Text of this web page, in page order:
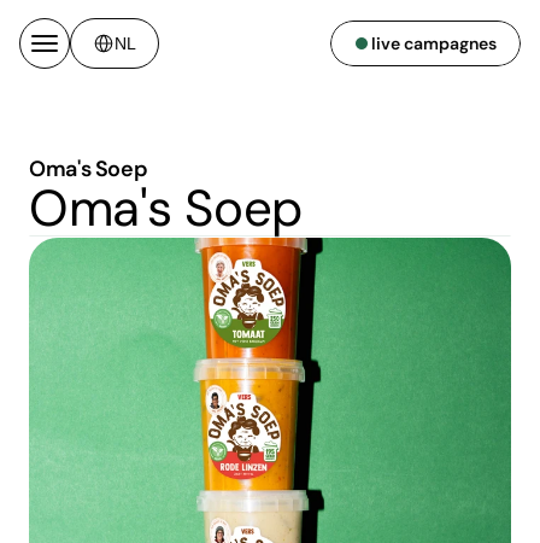
Oma's Soep
Oma's Soep
Select Language
NL live campagnes